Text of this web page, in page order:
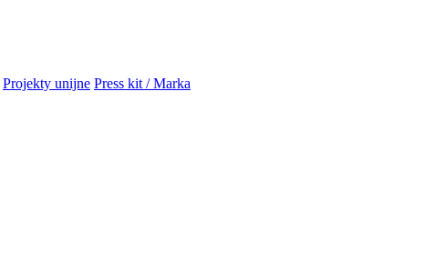
Projekty unijne Press kit / Marka